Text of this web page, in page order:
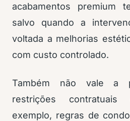
acabamentos premium
salvo quando a
voltada a melhorias
com custo controlado.
Também não vale a
restrições
exemplo, regras de